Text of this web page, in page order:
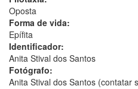
Oposta
Forma de vida:
Epífita
Identificador:
Anita Stival dos Santos
Fotógrafo:
Anita Stival dos Santos (contatar